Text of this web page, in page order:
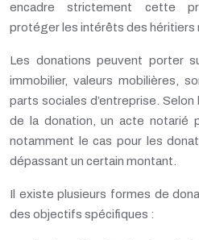
encadre strictement cette
protéger les intérêts des héritiers
Les donations peuvent porter
immobilier, valeurs mobilières,
parts sociales d’entreprise.
de la donation, un acte notarié
notamment le cas pour les
dépassant un certain montant.
Il existe plusieurs formes de
des objectifs spécifiques :